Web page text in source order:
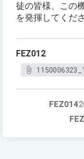
徒の皆様、この
を発揮してくだ
FEZ012
FEZ014